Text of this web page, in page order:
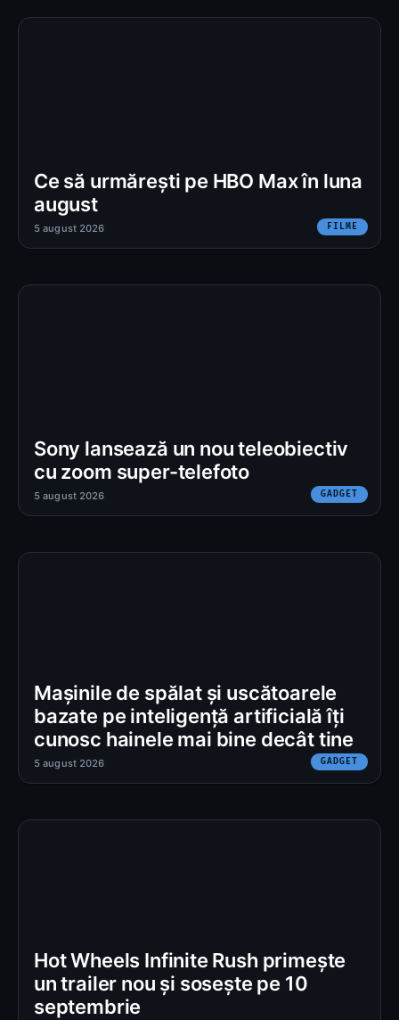
Ce să urmărești pe HBO Max în luna
august
FILME
5 august 2026
Sony lansează un nou teleobiectiv
cu zoom super-telefoto
GADGET
5 august 2026
Mașinile de spălat și uscătoarele
bazate pe inteligență artificială îți
cunosc hainele mai bine decât tine
GADGET
5 august 2026
Hot Wheels Infinite Rush primește
un trailer nou și sosește pe 10
septembrie